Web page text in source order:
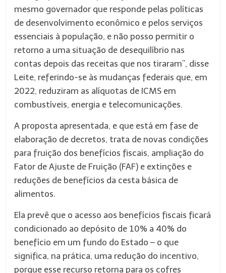
mesmo governador que responde pelas políticas
de desenvolvimento econômico e pelos serviços
essenciais à população, e não posso permitir o
retorno a uma situação de desequilíbrio nas
contas depois das receitas que nos tiraram”, disse
Leite, referindo-se às mudanças federais que, em
2022, reduziram as alíquotas de ICMS em
combustíveis, energia e telecomunicações.
A proposta apresentada, e que está em fase de
elaboração de decretos, trata de novas condições
para fruição dos benefícios fiscais, ampliação do
Fator de Ajuste de Fruição (FAF) e extinções e
reduções de benefícios da cesta básica de
alimentos.
Ela prevê que o acesso aos benefícios fiscais ficará
condicionado ao depósito de 10% a 40% do
benefício em um fundo do Estado – o que
significa, na prática, uma redução do incentivo,
porque esse recurso retorna para os cofres